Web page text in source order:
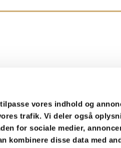
vores indhold og
trafik. Vi deler også
for sociale medier,
kombinere disse data med
Copyright © 2016